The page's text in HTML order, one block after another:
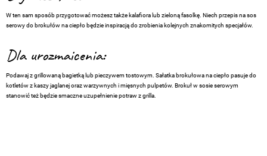
W ten sam sposób przygotować możesz także kalafiora lub zieloną fasolkę. Niech przepis na sos
serowy do brokułów na ciepło będzie inspiracją do zrobienia kolejnych znakomitych specjałów.
Dla urozmaicenia:
Podawaj z grillowaną bagietką lub pieczywem tostowym. Sałatka brokułowa na ciepło pasuje do
kotletów z kaszy jaglanej oraz warzywnych i mięsnych pulpetów. Brokuł w sosie serowym
stanowić też będzie smaczne uzupełnienie potraw z grilla.